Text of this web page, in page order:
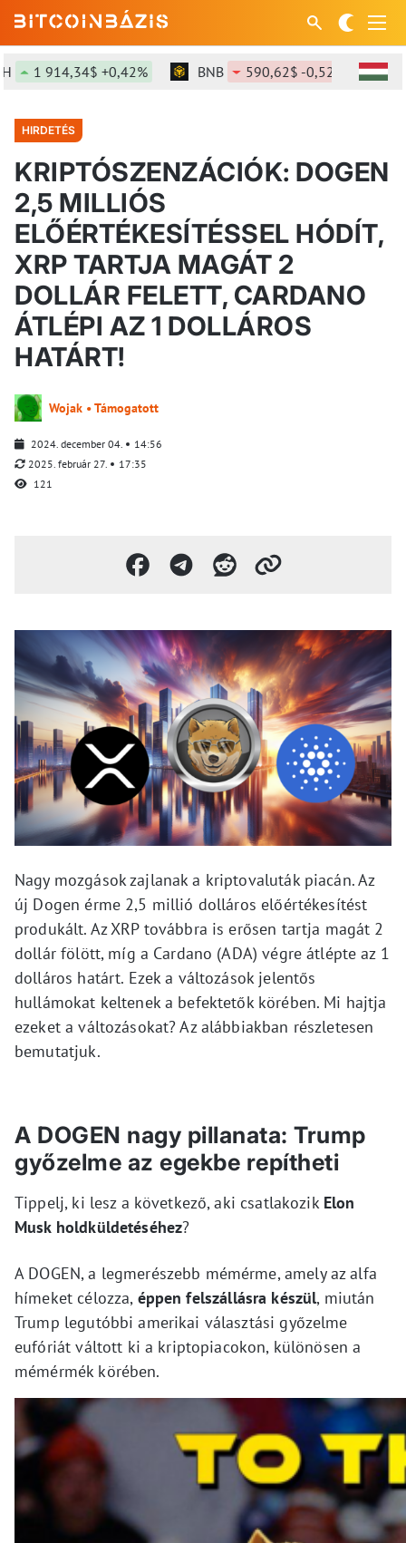
+0,42% BNB 590,62$ -0,52% SOL
HIRDETÉS
KRIPTÓSZENZÁCIÓK: DOGEN
2,5 MILLIÓS
ELŐÉRTÉKESÍTÉSSEL HÓDÍT,
XRP TARTJA MAGÁT 2
DOLLÁR FELETT, CARDANO
ÁTLÉPI AZ 1 DOLLÁROS
HATÁRT!
Wojak • Támogatott
2024. december 04.
14:56
2025. február 27.
17:35
121
Nagy mozgások zajlanak a kriptovaluták piacán. Az
új Dogen érme 2,5 millió dolláros előértékesítést
produkált. Az XRP továbbra is erősen tartja magát 2
dollár fölött, míg a Cardano (ADA) végre átlépte az 1
dolláros határt. Ezek a változások jelentős
hullámokat keltenek a befektetők körében. Mi hajtja
ezeket a változásokat? Az alábbiakban részletesen
bemutatjuk.
A DOGEN nagy pillanata: Trump
győzelme az egekbe repítheti
Tippelj, ki lesz a következő, aki csatlakozik Elon
Musk holdküldetéséhez?
A DOGEN, a legmerészebb mémérme, amely az alfa
hímeket célozza, éppen felszállásra készül, miután
Trump legutóbbi amerikai választási győzelme
eufóriát váltott ki a kriptopiacokon, különösen a
mémérmék körében.